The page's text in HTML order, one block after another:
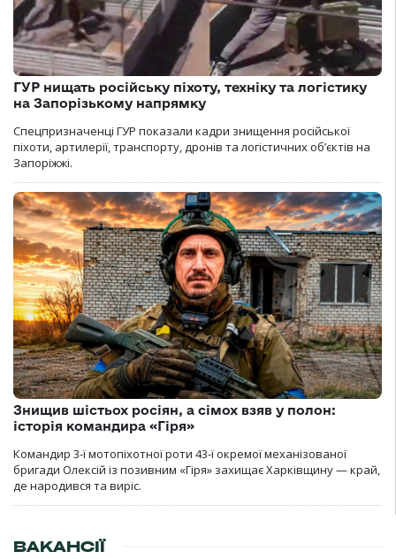
ГУР нищать російську піхоту, техніку та логістику
на Запорізькому напрямку
Спецпризначенці ГУР показали кадри знищення російської
піхоти, артилерії, транспорту, дронів та логістичних об’єктів на
Запоріжжі.
Знищив шістьох росіян, а сімох взяв у полон:
історія командира «Гіря»
Командир 3-ї мотопіхотної роти 43-ї окремої механізованої
бригади Олексій із позивним «Гіря» захищає Харківщину — край,
де народився та виріс.
ВАКАНСІЇ